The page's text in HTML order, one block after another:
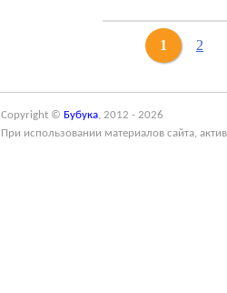
1 2
Copyright © Бубука, 2012 - 2026
При использовании материалов сайта,